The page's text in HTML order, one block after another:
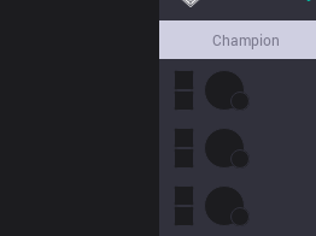
Champion